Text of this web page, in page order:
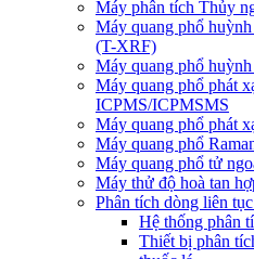
Máy phân tích Thủy
Máy quang phổ
(T-XRF)
Máy quang phổ
Máy quang phổ phát
ICPMS/ICPMSMS
Máy quang phổ phát
Máy quang phổ
Máy quang phổ tử
Máy thử độ hoà tan
Phân tích dòng liên
Hệ thống phân
Thiết bị phân